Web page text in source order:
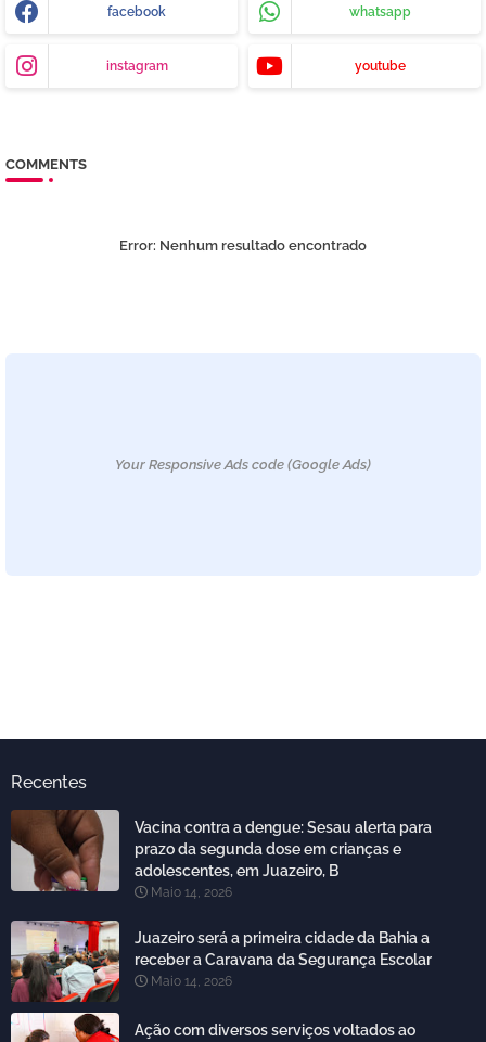
facebook whatsapp
instagram youtube
COMMENTS
Error: Nenhum resultado encontrado
Your Responsive Ads code (Google Ads)
Recentes
Vacina contra a dengue: Sesau alerta para
prazo da segunda dose em crianças e
adolescentes, em Juazeiro, B
Maio 14, 2026
Juazeiro será a primeira cidade da Bahia a
receber a Caravana da Segurança Escolar
Maio 14, 2026
Ação com diversos serviços voltados ao